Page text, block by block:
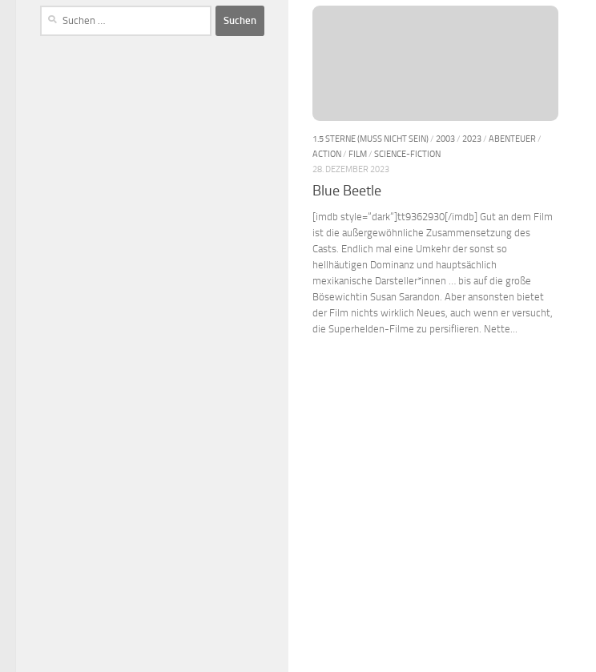
1.5 STERNE (MUSS NICHT SEIN)/ 2003/ 2023/ ABENTEUER /
ACTION/ FILM/ SCIENCE-FICTION
28. DEZEMBER 2023
Blue Beetle
[imdb style=“dark“]tt9362930[/imdb] Gut an dem Film
ist die außergewöhnliche Zusammensetzung des
Casts. Endlich mal eine Umkehr der sonst so
hellhäutigen Dominanz und hauptsächlich
mexikanische Darsteller*innen … bis auf die große
Bösewichtin Susan Sarandon. Aber ansonsten bietet
der Film nichts wirklich Neues, auch wenn er versucht,
die Superhelden-Filme zu persiflieren. Nette...